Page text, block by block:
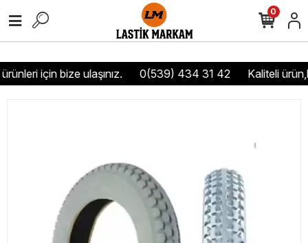
için bize ulaşınız. 0(539) 434 31 42 Kaliteli
0